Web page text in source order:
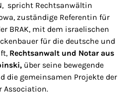
spricht Rechtsanwältin
zuständige Referentin für
BRAK, mit dem israelischen
für die deutsche und
Rechtsanwalt und Notar aus
über seine bewegende
die gemeinsamen Projekte der
Association.